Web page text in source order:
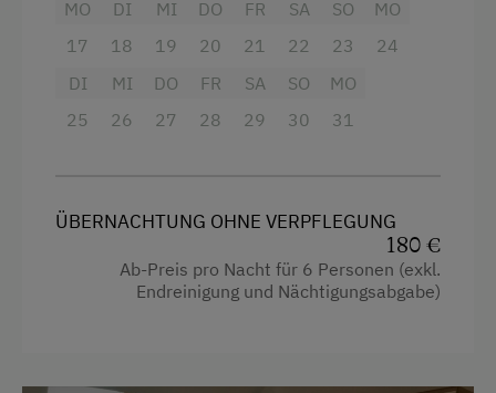
Ohne Verpflegung
eigene Trinkwasserquelle
Freizeitaktivitäten am Betrieb und in der
Umgebung
Haarföhn
Handtücher
Mikrowelle
Küche
MO
17
DI
18
MI
19
DO
20
FR
21
SA
22
SO
23
MO
24
DI
25
MI
26
DO
27
FR
28
SA
29
SO
30
MO
31
ÜBERNACHTUNG OHNE VERPFLEGUNG
180 €
Ab-Preis pro Nacht für 6 Personen (exkl.
Endreinigung und Nächtigungsabgabe)